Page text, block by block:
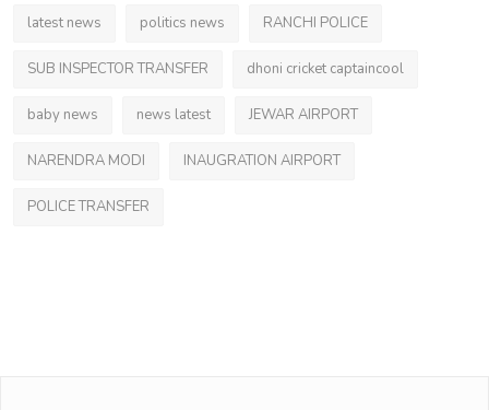
latest news politics news RANCHI POLICE
SUB INSPECTOR TRANSFER dhoni cricket captaincool
baby news news latest JEWAR AIRPORT
NARENDRA MODI INAUGRATION AIRPORT
POLICE TRANSFER